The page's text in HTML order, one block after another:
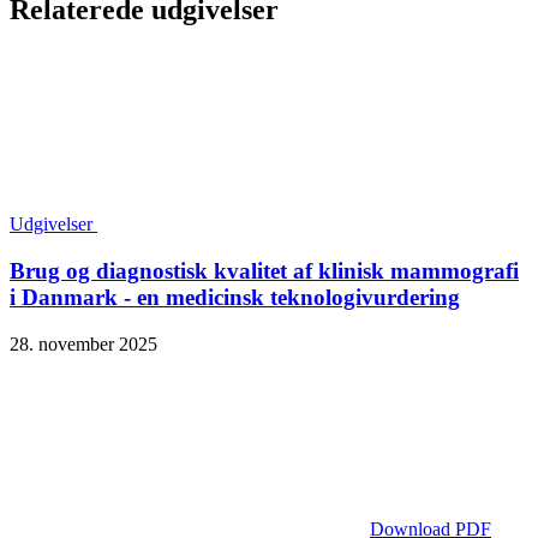
Relaterede udgivelser
Udgivelser
Brug og diagnostisk kvalitet af klinisk mammografi
i Danmark - en medicinsk teknologivurdering
28. november 2025
Download PDF